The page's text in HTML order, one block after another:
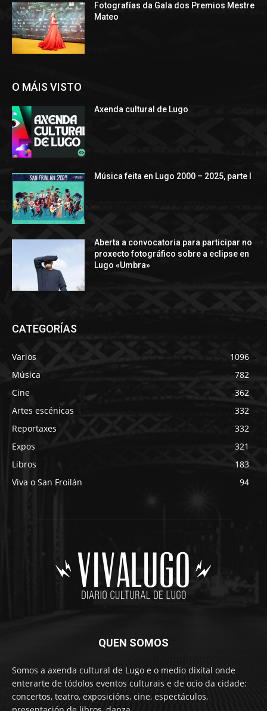
Fotografías da Gala dos Premios Mestre
Mateo
O MÁIS VISTO
Axenda cultural de Lugo
Música feita en Lugo 2000 – 2025, parte I
Aberta a convocatoria para participar no
proxecto fotográfico sobre a eclipse en
Lugo «Umbra»
CATEGORÍAS
Varios
1096
Música
782
Cine
362
Artes escénicas
332
Reportaxes
332
Expos
321
Libros
183
Viva o San Froilán
94
QUEN SOMOS
Somos a axenda cultural de Lugo e o medio dixital onde
enterarte de tódolos eventos culturais e de ocio da cidade:
concertos, teatro, exposicións, cine, espectáculos,